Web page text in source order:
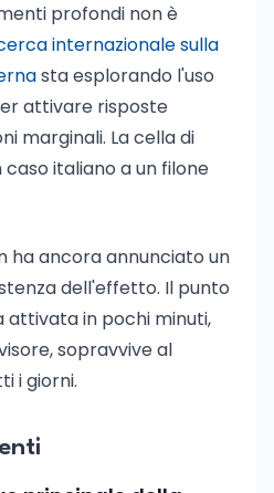
profondi non è
internazionale sulla
sta esplorando l'uso
attivare risposte
marginali. La cella di
italiano a un filone
ha ancora annunciato un
dell'effetto. Il punto
in pochi minuti,
sopravvive al
i giorni.